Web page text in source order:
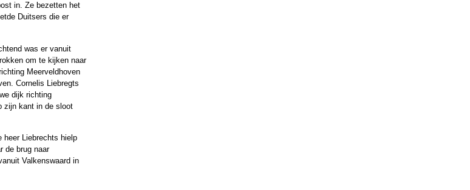
in. Ze bezetten het
Duitsers die er
was er vanuit
om te kijken naar
Meerveldhoven
Cornelis Liebregts
dijk richting
zijn kant in de sloot
heer Liebrechts hielp
de brug naar
Valkenswaard in